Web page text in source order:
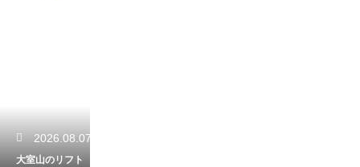
2026.08.07
大室山のリフト